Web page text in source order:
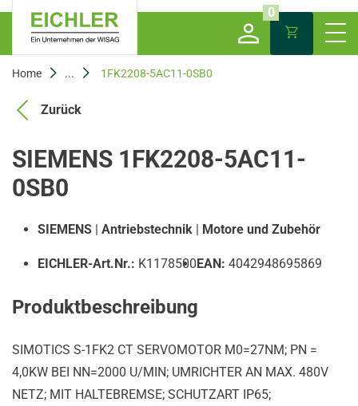
0
Home ... 1FK2208-5AC11-0SB0
Zurück
SIEMENS 1FK2208-5AC11-
0SB0
SIEMENS | Antriebstechnik | Motore und Zubehör
EICHLER-Art.Nr.: K1178500EAN: 4042948695869
Produktbeschreibung
SIMOTICS S-1FK2 CT SERVOMOTOR M0=27NM; PN =
4,0KW BEI NN=2000 U/MIN; UMRICHTER AN MAX. 480V
NETZ; MIT HALTEBREMSE; SCHUTZART IP65;